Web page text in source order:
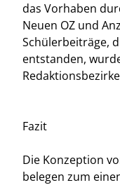
das Vorhaben
Neuen OZ und
Schülerbeiträge,
entstanden,
Fazit
Die Konzeption
belegen zum